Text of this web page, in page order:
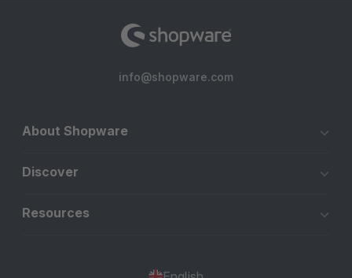
info@shopware.com
About Shopware
Discover
Resources